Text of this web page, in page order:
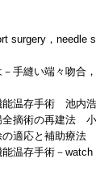
surgery，needle
手縫い端々吻合
能温存手術 池内
摘術の再建法
適応と補助療法
温存手術－watch